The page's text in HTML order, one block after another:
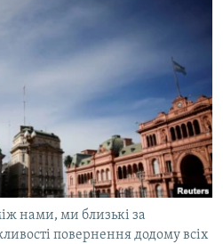
нами, ми близькі за
повернення додому всіх